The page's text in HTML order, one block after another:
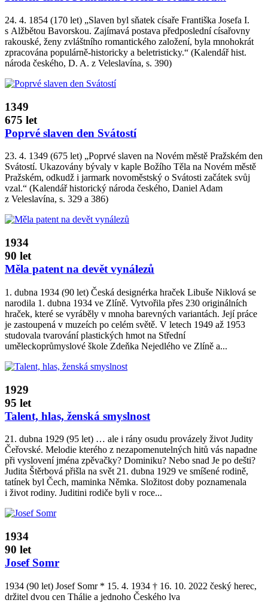
24. 4. 1854 (170 let) „Slaven byl sňatek císaře Františka Josefa I.
s Alžbětou Bavorskou. Zajímavá postava předposlední císařovny
rakouské, ženy zvláštního romantického založení, byla mnohokrát
zpracována populárně­‑historicky a beletristicky.“ (Kalendář hist.
národa českého, D. A. z Veleslavína, s. 390)
1349
675 let
Poprvé slaven den Svátostí
23. 4. 1349 (675 let) „Poprvé slaven na Novém městě Pražském den
Svátostí. Ukazovány bývaly v kaple Božího Těla na Novém městě
Pražském, odkudž i jarmark novoměstský o Svátosti začátek svůj
vzal.“ (Kalendář historický národa českého, Daniel Adam
z Veleslavína, s. 329 a 386)
1934
90 let
Měla patent na devět vynálezů
1. dubna 1934 (90 let) Česká designérka hraček Libuše Niklová se
narodila 1. dubna 1934 ve Zlíně. Vytvořila přes 230 originálních
hraček, které se vyráběly v mnoha barevných variantách. Její práce
je zastoupená v muzeích po celém světě. V letech 1949 až 1953
studovala tvarování plastických hmot na Střední
uměleckoprůmyslové škole Zdeňka Nejedlého ve Zlíně a...
1929
95 let
Talent, hlas, ženská smyslnost
21. dubna 1929 (95 let) … ale i rány osudu provázely život Judity
Čeřovské. Melodie kterého z nezapomenutelných hitů vás napadne
při vyslovení jména zpěvačky? Dominiku? Nebo snad Je po dešti?
Judita Štěrbová přišla na svět 21. dubna 1929 ve smíšené rodině,
tatínek byl Čech, maminka Němka. Složitost doby poznamenala
i život rodiny. Juditini rodiče byli v roce...
1934
90 let
Josef Somr
1934 (90 let) Josef Somr * 15. 4. 1934 † 16. 10. 2022 český herec,
držitel dvou cen Thálie a jednoho Českého lva